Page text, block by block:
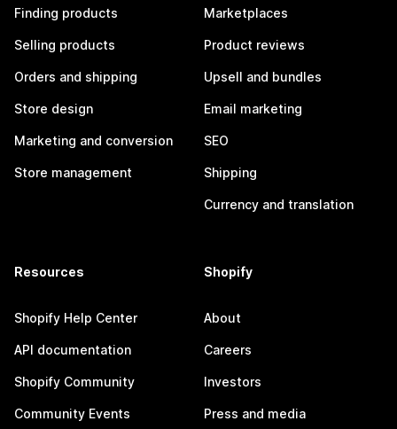
Finding products
Selling products
Orders and shipping
Store design
Marketing and conversion
Store management
Marketplaces
Product reviews
Upsell and bundles
Email marketing
SEO
Shipping
Currency and translation
Resources
Shopify Help Center
API documentation
Shopify Community
Community Events
Shopify
About
Careers
Investors
Press and media